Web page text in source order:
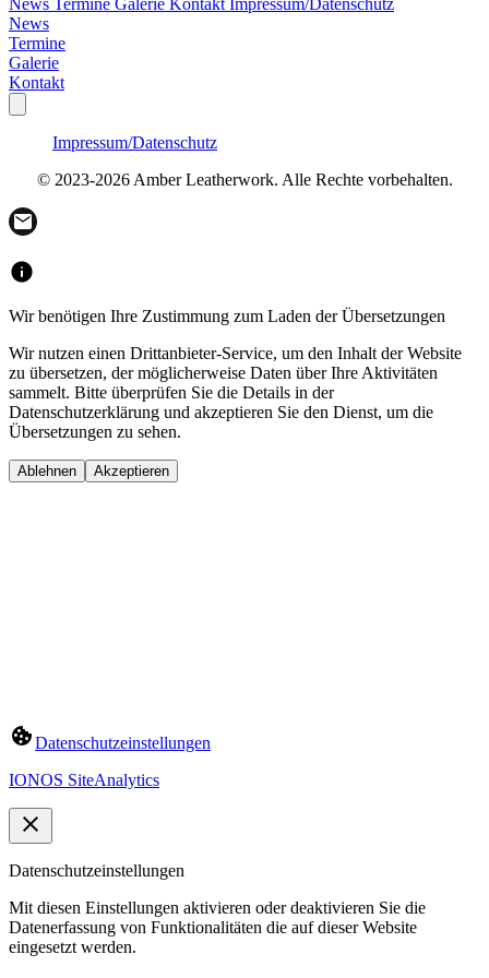
News
Termine
Galerie
Kontakt
Impressum/Datenschutz
© 2023-2026 Amber Leatherwork. Alle Rechte vorbehalten.
Wir benötigen Ihre Zustimmung zum Laden der Übersetzungen
Wir nutzen einen Drittanbieter-Service, um den Inhalt der Website
zu übersetzen, der möglicherweise Daten über Ihre Aktivitäten
sammelt. Bitte überprüfen Sie die Details in der
Datenschutzerklärung und akzeptieren Sie den Dienst, um die
Übersetzungen zu sehen.
Ablehnen Akzeptieren
Datenschutzeinstellungen
IONOS SiteAnalytics
Datenschutzeinstellungen
Mit diesen Einstellungen aktivieren oder deaktivieren Sie die
Datenerfassung von Funktionalitäten die auf dieser Website
eingesetzt werden.